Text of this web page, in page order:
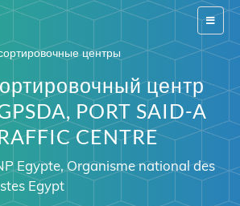
Switch
центры
центр
PORT SAID-A
CENTRE
Egypte, Organisme national des
Egypt